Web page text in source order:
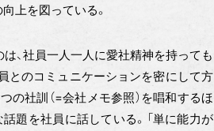
上を図っている。
は、社員一人一人に愛社精神を持っても
とのコミュニケーションを密にして方
の社訓（=会社メモ参照）を唱和するほ
題を社員に話している。「単に能力が